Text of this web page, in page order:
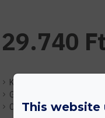
Készlet:
Gyártó:
Cikkszám: EHMISZETT11
29.740 Ft
This website